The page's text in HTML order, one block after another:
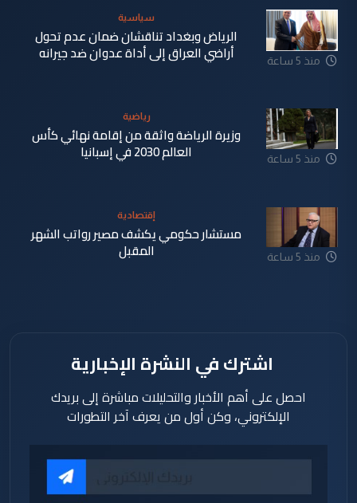
منذ 5 ساعة
سياسية
الرياض وبغداد تناقشان ضمان عدم تحول
أراضي العراق إلى أداة عدوان ضد جيرانه
منذ 5 ساعة
رياضية
وزيرة الرياضة واثقة من إقامة نهائي كأس
العالم 2030 في إسبانيا
منذ 5 ساعة
إقتصادية
مستشار حكومي يكشف مصير رواتب الشهر
المقبل
اشترك في النشرة الإخبارية
احصل على أهم الأخبار والتحليلات مباشرة إلى بريدك
الإلكتروني، وكن أول من يعرف آخر التطورات